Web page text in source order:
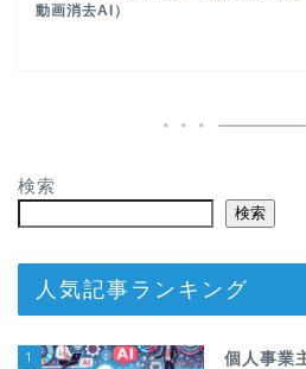
動画消去AI）
検索
検索
人気記事ランキング
1
個人事業